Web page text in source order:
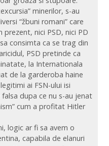
minerilor, s-au
“žbuni romani” care
nici PSD, nici PD
consimta ca se trag din
PSD pretinde ca
la Internationala
de la garderoba haine
ai FSN-ului isi
dupa ce nu s-au jenat
cum a profitat Hitler
logic ar fi sa avem o
capabila de elanuri